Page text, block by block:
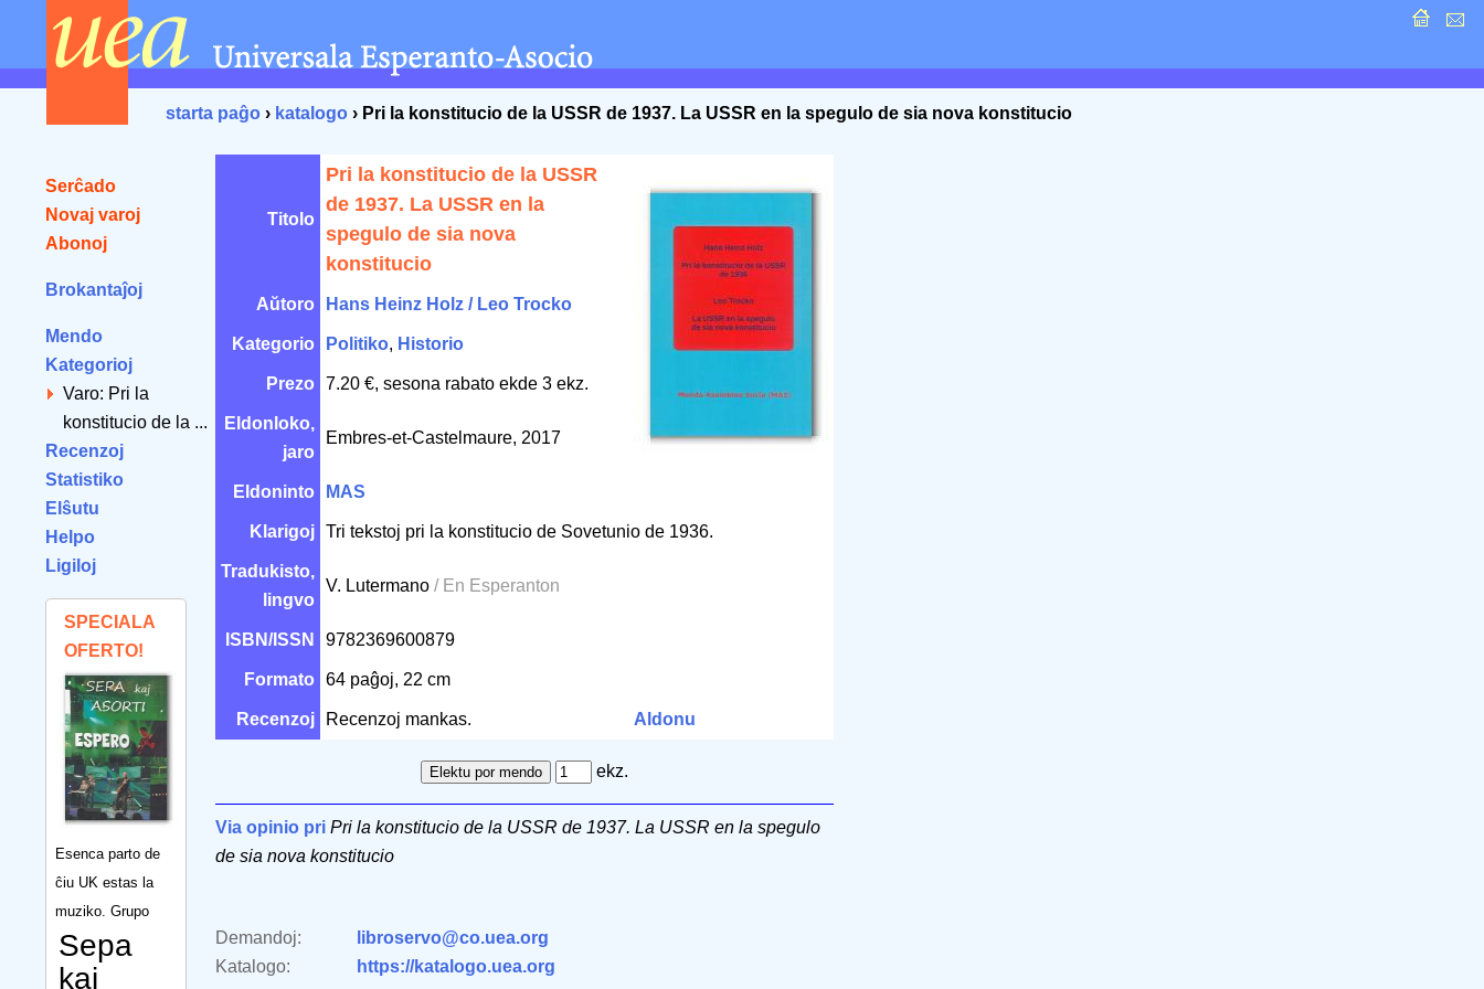
starta paĝo › katalogo › Pri la konstitucio de la USSR de 1937. La USSR en la spegulo de sia nova konstitucio
Serĉado
Novaj varoj
Abonoj
Brokantaĵoj
Mendo
Kategorioj
Varo: Pri la
konstitucio de la ...
Recenzoj
Statistiko
Elŝutu
Helpo
Ligiloj
SPECIALA
OFERTO!
Esenca parto de
ĉiu UK estas la
muziko. Grupo
Sepa
kaj
Titolo
Pri la konstitucio de la USSR
de 1937. La USSR en la
spegulo de sia nova
konstitucio
Aŭtoro Hans Heinz Holz / Leo Trocko
Kategorio Politiko, Historio
Prezo 7.20 €, sesona rabato ekde 3 ekz.
Eldonloko,
jaro
Embres-et-Castelmaure, 2017
Eldoninto MAS
Klarigoj Tri tekstoj pri la konstitucio de Sovetunio de 1936.
Tradukisto,
lingvo
V. Lutermano / En Esperanton
ISBN/ISSN 9782369600879
Formato 64 paĝoj, 22 cm
Recenzoj Recenzoj mankas. Aldonu
ekz.
Via opinio pri Pri la konstitucio de la USSR de 1937. La USSR en la spegulo
de sia nova konstitucio
Demandoj:
libroservo@co.uea.org
Katalogo:
https://katalogo.uea.org